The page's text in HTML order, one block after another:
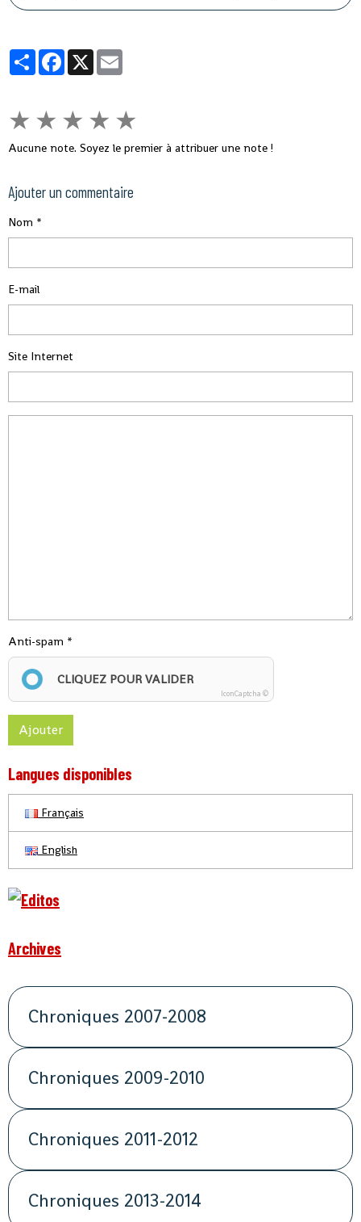
ONG dont Amnesty International. Abbas Bah y avait été
et 1978.
PartagerFacebook
X
★ ★ ★ ★ ★
Aucune note. Soyez le premier à attribuer une note !
Ajouter un commentaire
Nom
E-mail
Site Internet
Anti-spam
CLIQUEZ POUR VALIDER
IconCaptcha ©
Ajouter
Langues disponibles
Français
English
Archives
Chroniques 2007-2008
Chroniques 2009-2010
Chroniques 2011-2012
Chroniques 2013-2014